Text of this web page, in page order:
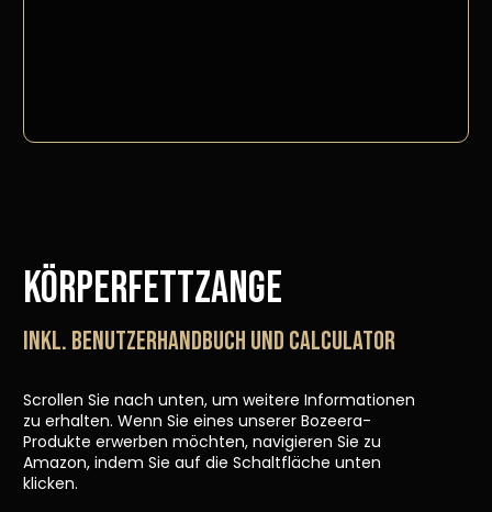
Körperfettzange
INKL. BENUTZERHANDBUCH UND CALCULATOR
Scrollen Sie nach unten, um weitere Informationen
zu erhalten. Wenn Sie eines unserer Bozeera-
Produkte erwerben möchten, navigieren Sie zu
Amazon, indem Sie auf die Schaltfläche unten
klicken.